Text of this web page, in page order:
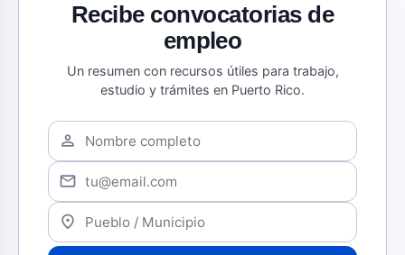
Recibe convocatorias de
empleo
Un resumen con recursos útiles para trabajo,
estudio y trámites en Puerto Rico.
person
mail
location_on